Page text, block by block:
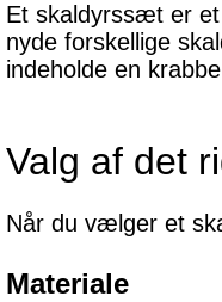
Et skaldyrssæt er
nyde forskellige
indeholde en
Valg af det
Når du vælger et
Materiale